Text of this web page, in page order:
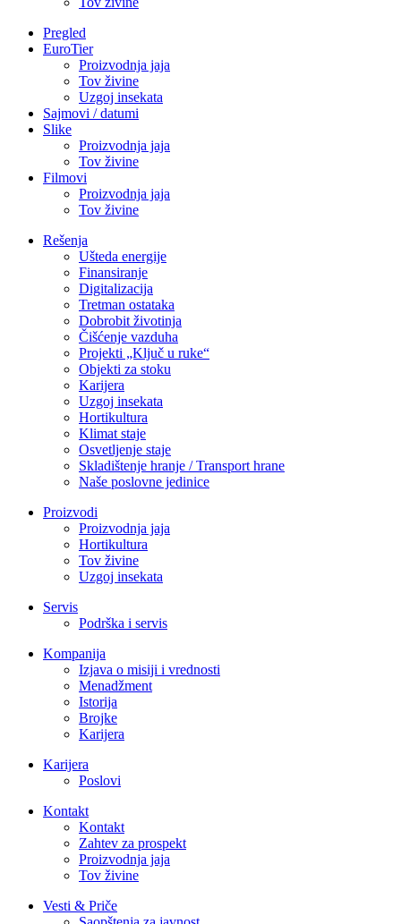
Pregled
EuroTier
Proizvodnja jaja
Tov živine
Uzgoj insekata
Sajmovi / datumi
Slike
Proizvodnja jaja
Tov živine
Filmovi
Proizvodnja jaja
Tov živine
Rešenja
Ušteda energije
Finansiranje
Digitalizacija
Tretman ostataka
Dobrobit životinja
Čišćenje vazduha
Projekti „Ključ u ruke“
Objekti za stoku
Karijera
Uzgoj insekata
Hortikultura
Klimat staje
Osvetljenje staje
Skladištenje hranje / Transport hrane
Naše poslovne jedinice
Proizvodi
Proizvodnja jaja
Hortikultura
Tov živine
Uzgoj insekata
Servis
Podrška i servis
Kompanija
Izjava o misiji i vrednosti
Menadžment
Istorija
Brojke
Karijera
Karijera
Poslovi
Kontakt
Kontakt
Zahtev za prospekt
Proizvodnja jaja
Tov živine
Vesti & Priče